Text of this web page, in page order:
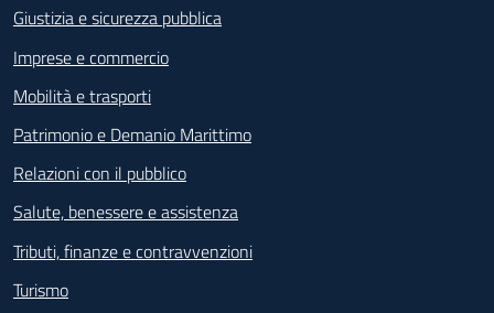
Giustizia e sicurezza pubblica
Imprese e commercio
Mobilità e trasporti
Patrimonio e Demanio Marittimo
Relazioni con il pubblico
Salute, benessere e assistenza
Tributi, finanze e contravvenzioni
Turismo